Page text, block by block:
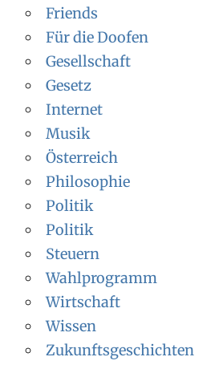
Friends
Für die Doofen
Gesellschaft
Gesetz
Internet
Musik
Österreich
Philosophie
Politik
Politik
Steuern
Wahlprogramm
Wirtschaft
Wissen
Zukunftsgeschichten